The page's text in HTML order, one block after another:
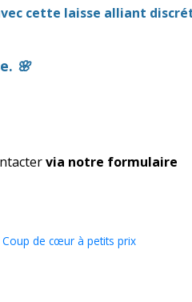
cette laisse alliant
🌸
via notre formulaire
Coup de cœur à petits prix